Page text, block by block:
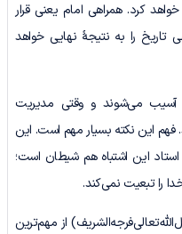
کرد. همراهی امام یعنی قرار
را به نتیجۀ نهایی خواهد
آسیب می‌شوند و وقتی مدیریت
فهم این نکته بسیار مهم است. این
این اشتباه هم شیطان است؛
را تبعیت نمی‌کند.
از مهم‌ترین